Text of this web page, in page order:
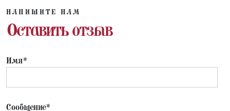
НАПИШИТЕ НАМ
Оставить отзыв
Имя*
Сообщение*